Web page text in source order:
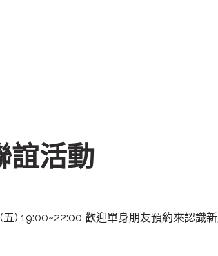
誼活動
19:00~22:00 歡迎單身朋友預約來認識